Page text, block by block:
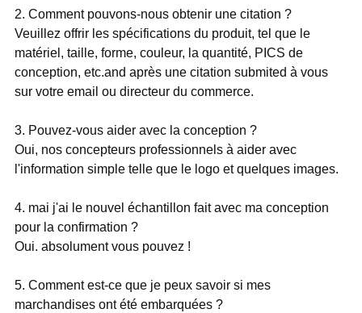
2. Comment pouvons-nous obtenir une citation ?
Veuillez offrir les spécifications du produit, tel que le
matériel, taille, forme, couleur, la quantité, PICS de
conception, etc.and après une citation submited à vous
sur votre email ou directeur du commerce.
3. Pouvez-vous aider avec la conception ?
Oui, nos concepteurs professionnels à aider avec
l'information simple telle que le logo et quelques images.
4. mai j'ai le nouvel échantillon fait avec ma conception
pour la confirmation ?
Oui. absolument vous pouvez !
5. Comment est-ce que je peux savoir si mes
marchandises ont été embarquées ?